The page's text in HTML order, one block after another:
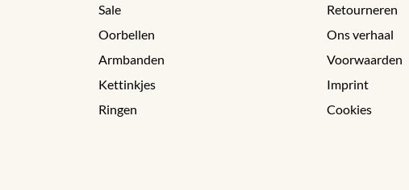
Sale
Oorbellen
Armbanden
Kettinkjes
Ringen
Retourneren
Ons verhaal
Voorwaarden
Imprint
Cookies